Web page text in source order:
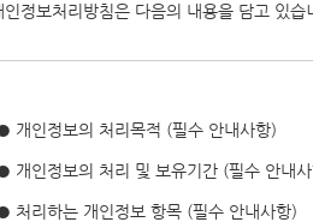
정보처리방침은 다음의 내용을 담고 있습
개인정보의 처리목적 (필수 안내사항)
개인정보의 처리 및 보유기간 (필수 안내
처리하는 개인정보 항목 (필수 안내사항)